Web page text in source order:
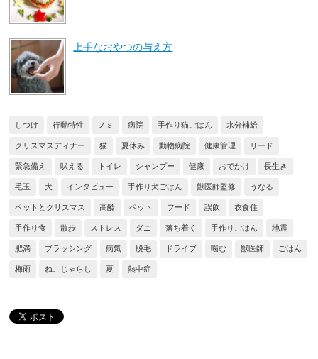
上手なおやつの与え方
しつけ 行動特性 ノミ 病院 手作り猫ごはん 水分補給
クリスマスディナー 猫 夏休み 動物病院 健康管理 リード
緊急備え 吠える トイレ シャンプー 健康 おでかけ 長生き
毛玉 犬 インタビュー 手作り犬ごはん 獣医師監修 うなる
ペットとクリスマス 高齢 ペット フード 誤飲 衣食住
手作り食 散歩 ストレス ダニ 落ち着く 手作りごはん 地震
肥満 ブラッシング 病気 脱毛 ドライブ 噛む 獣医師 ごはん
梅雨 ねこじゃらし 夏 熱中症